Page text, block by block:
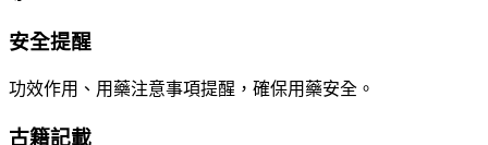
安全提醒
功效作用、用藥注意事項提醒，確保用藥安全。
古籍記載